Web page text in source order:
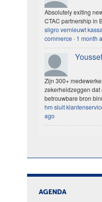
Absolutely exiting
CTAC partnership in
sligro vernieuwt
commerce · 1 month
Youssef
Zijn 300+
zekerheidzeggen dat
betrouwbare bron
hm sluit
ago
AGENDA